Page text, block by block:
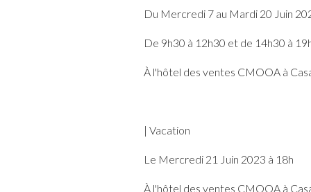
Du Mercredi 7 au Mardi 20 Juin
De 9h30 à 12h30 et de 14h30 à
À l'hôtel des ventes CMOOA à
| Vacation
Le Mercredi 21 Juin 2023 à 18h
À l'hôtel des ventes CMOOA à